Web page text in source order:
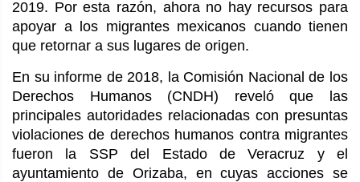
2019. Por esta razón, ahora no hay recursos para
apoyar a los migrantes mexicanos cuando tienen
que retornar a sus lugares de origen.
En su informe de 2018, la Comisión Nacional de los
Derechos Humanos (CNDH) reveló que las
principales autoridades relacionadas con presuntas
violaciones de derechos humanos contra migrantes
fueron la SSP del Estado de Veracruz y el
ayuntamiento de Orizaba, en cuyas acciones se